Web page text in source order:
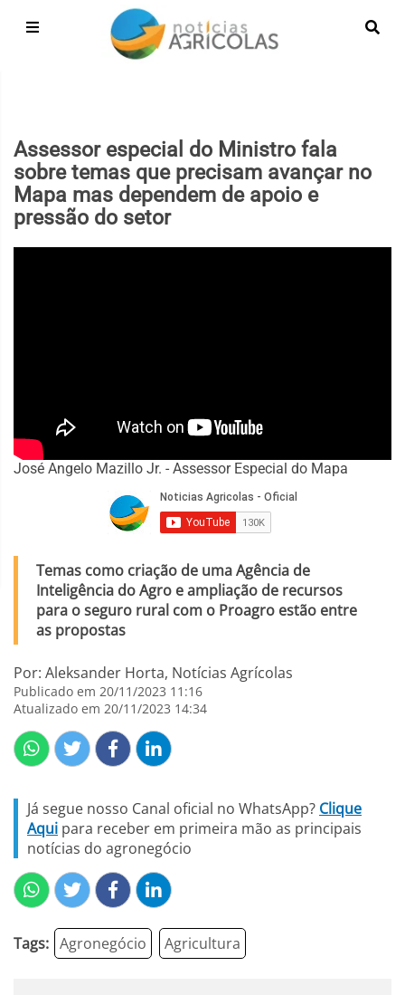
Assessor especial do Ministro fala
sobre temas que precisam avançar no
Mapa mas dependem de apoio e
pressão do setor
José Angelo Mazillo Jr. - Assessor Especial do Mapa
Temas como criação de uma Agência de
Inteligência do Agro e ampliação de recursos
para o seguro rural com o Proagro estão entre
as propostas
Por: Aleksander Horta, Notícias Agrícolas
Publicado em 20/11/2023 11:16
Atualizado em 20/11/2023 14:34
Já segue nosso Canal oficial no WhatsApp? Clique
Aqui para receber em primeira mão as principais
notícias do agronegócio
Tags: Agronegócio Agricultura